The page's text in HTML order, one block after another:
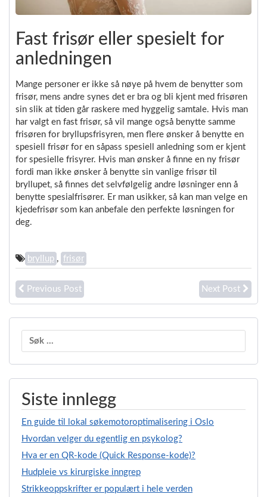
Fast frisør eller spesielt for
anledningen
Mange personer er ikke så nøye på hvem de benytter som
frisør, mens andre synes det er bra og bli kjent med frisøren
sin slik at tiden går raskere med hyggelig samtale. Hvis man
har valgt en fast frisør, så vil mange også benytte samme
frisøren for bryllupsfrisyren, men flere ønsker å benytte en
spesiell frisør for en såpass spesiell anledning som er kjent
for spesielle frisyrer. Hvis man ønsker å finne en ny frisør
fordi man ikke ønsker å benytte sin vanlige frisør til
bryllupet, så finnes det selvfølgelig andre løsninger enn å
benytte spesialfrisører. Er man usikker, så kan man velge en
kjedefrisør som kan anbefale den perfekte løsningen for
deg.
bryllup , frisør
Previous Post Next Post
Søk
Siste innlegg
En guide til lokal søkemotoroptimalisering i Oslo
Hvordan velger du egentlig en psykolog?
Hva er en QR-kode (Quick Response-kode)?
Hudpleie vs kirurgiske inngrep
Strikkeoppskrifter er populært i hele verden